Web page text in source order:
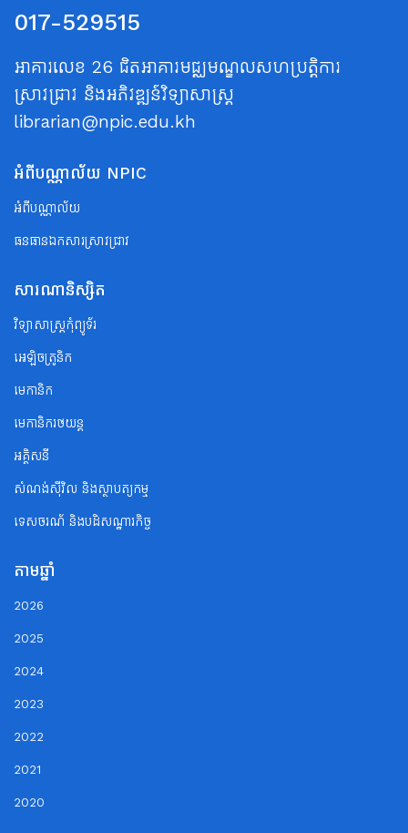
017-529515
អាគារលេខ 26 ជិតអាគារមជ្ឈមណ្ឌលសហប្រត្តិការ
ស្រាវជ្រាវ និងអភិវឌ្ឍន៍វិទ្យាសាស្ត្រ
librarian@npic.edu.kh
អំពីបណ្ណាល័យ NPIC
អំពីបណ្ណាល័យ
ធនធានឯកសារស្រាវជ្រាវ
សារណានិស្សិត
វិទ្យាសាស្ត្រកុំព្យូទ័រ
អេឡិចត្រូនិក
មេកានិក
មេកានិករថយន្ត
អគ្គិសនី
សំណង់ស៊ីវិល និងស្ថាបត្យកម្ម
ទេសចរណ័ និងបដិសណ្ឋារកិច្ច
តាមឆ្នាំ
2026
2025
2024
2023
2022
2021
2020